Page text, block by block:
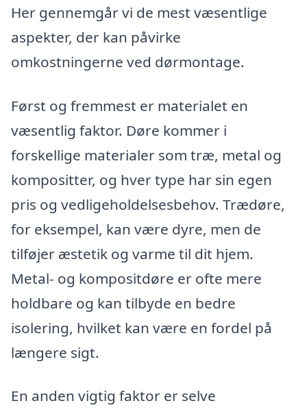
Her gennemgår vi de mest væsentlige
aspekter, der kan påvirke
omkostningerne ved dørmontage.
Først og fremmest er materialet en
væsentlig faktor. Døre kommer i
forskellige materialer som træ, metal og
kompositter, og hver type har sin egen
pris og vedligeholdelsesbehov. Trædøre,
for eksempel, kan være dyre, men de
tilføjer æstetik og varme til dit hjem.
Metal- og kompositdøre er ofte mere
holdbare og kan tilbyde en bedre
isolering, hvilket kan være en fordel på
længere sigt.
En anden vigtig faktor er selve